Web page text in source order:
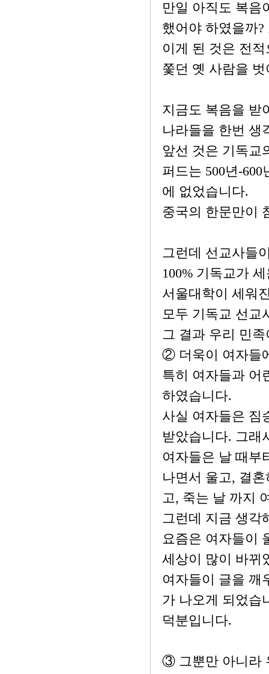
만일 아직도 복음
했어야 하였을까
이게 된 것은 전
쫓던 옛 사람을
지금도 복음을 받
나라들을 한번 생
앞선 것은 기독교
퍼드는 500년-
에 없었습니다.
중국의 한문만이
그런데 선교사들
100% 기독교가
서울대학이 세워
모두 기독교 선교
그 결과 우리 민
② 더욱이 여자들
특히 여자들과 어
하였습니다.
사실 여자들은 짐
받았습니다. 그래
여자들은 날 때부
나면서 울고, 결
고, 죽는 날 까지
그런데 지금 생각
요즘은 여자들이
세상이 많이 바뀌
여자들이 글을 깨
가 나오게 되었습
덕분입니다.
③ 그뿐만 아니라